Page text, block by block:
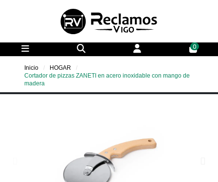
0
Inicio
HOGAR
Cortador de pizzas ZANETI en acero inoxidable con mango de
madera